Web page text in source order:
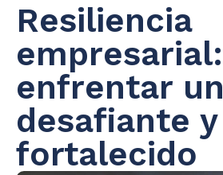
Resiliencia
enfrentar
desafiante
fortalecido